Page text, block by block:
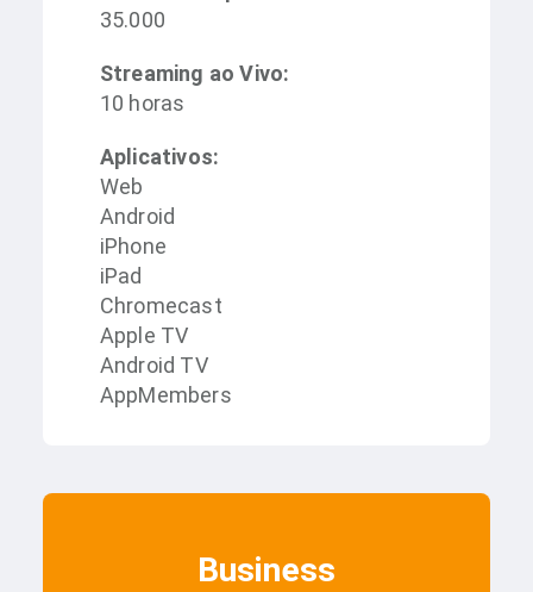
35.000
Streaming ao Vivo:
10 horas
Aplicativos:
Web
Android
iPhone
iPad
Chromecast
Apple TV
Android TV
AppMembers
Business